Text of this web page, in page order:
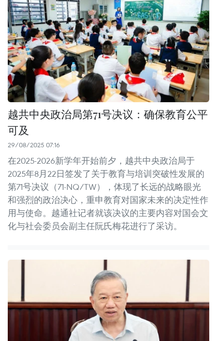
越共中央政治局第71号决议：确保教育公平
可及
29/08/2025 07:16
在2025-2026新学年开始前夕，越共中央政治局于
2025年8月22日签发了关于教育与培训突破性发展的
第71号决议（71-NQ/TW），体现了长远的战略眼光
和强烈的政治决心，重申教育对国家未来的决定性作
用与使命。越通社记者就该决议的主要内容对国会文
化与社会委员会副主任阮氏梅花进行了采访。